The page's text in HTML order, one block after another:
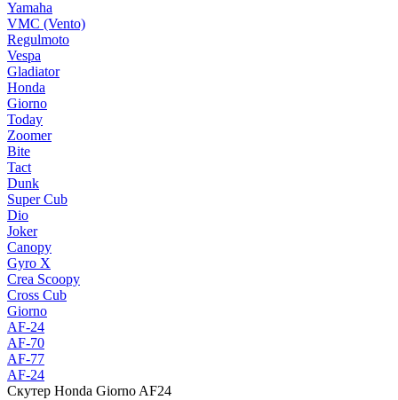
Yamaha
VMC (Vento)
Regulmoto
Vespa
Gladiator
Honda
Giorno
Today
Zoomer
Bite
Tact
Dunk
Super Cub
Dio
Joker
Canopy
Gyro X
Crea Scoopy
Cross Cub
Giorno
AF-24
AF-70
AF-77
AF-24
Скутер Honda Giorno AF24